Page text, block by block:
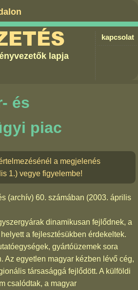
kapcsolat
lapja
és
piac
a megjelenés
1.) vegye figyelembe!
(archív) 60. számában (2003. április
dinamikusan fejlődnek, a
a fejlesztésükben érdekeltek.
gyártóüzemek sora
Az egyetlen magyar kézben lévő cég,
társasággá fejlődött. A külföldi
csalódtak, a magyar